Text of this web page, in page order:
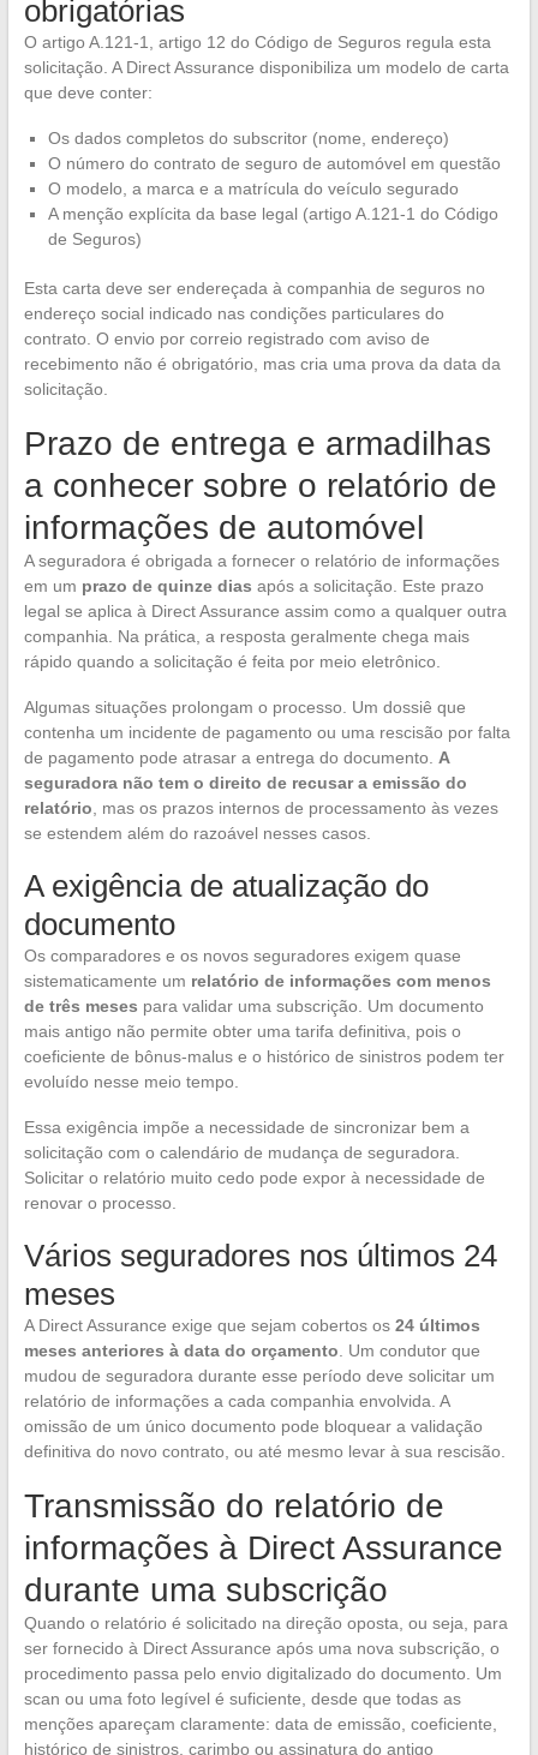
obrigatórias
O artigo A.121-1, artigo 12 do Código de Seguros regula esta
solicitação. A Direct Assurance disponibiliza um modelo de carta
que deve conter:
Os dados completos do subscritor (nome, endereço)
O número do contrato de seguro de automóvel em questão
O modelo, a marca e a matrícula do veículo segurado
A menção explícita da base legal (artigo A.121-1 do Código
de Seguros)
Esta carta deve ser endereçada à companhia de seguros no
endereço social indicado nas condições particulares do
contrato. O envio por correio registrado com aviso de
recebimento não é obrigatório, mas cria uma prova da data da
solicitação.
Prazo de entrega e armadilhas
a conhecer sobre o relatório de
informações de automóvel
A seguradora é obrigada a fornecer o relatório de informações
em um prazo de quinze dias após a solicitação. Este prazo
legal se aplica à Direct Assurance assim como a qualquer outra
companhia. Na prática, a resposta geralmente chega mais
rápido quando a solicitação é feita por meio eletrônico.
Algumas situações prolongam o processo. Um dossiê que
contenha um incidente de pagamento ou uma rescisão por falta
de pagamento pode atrasar a entrega do documento. A
seguradora não tem o direito de recusar a emissão do
relatório, mas os prazos internos de processamento às vezes
se estendem além do razoável nesses casos.
A exigência de atualização do
documento
Os comparadores e os novos seguradores exigem quase
sistematicamente um relatório de informações com menos
de três meses para validar uma subscrição. Um documento
mais antigo não permite obter uma tarifa definitiva, pois o
coeficiente de bônus-malus e o histórico de sinistros podem ter
evoluído nesse meio tempo.
Essa exigência impõe a necessidade de sincronizar bem a
solicitação com o calendário de mudança de seguradora.
Solicitar o relatório muito cedo pode expor à necessidade de
renovar o processo.
Vários seguradores nos últimos 24
meses
A Direct Assurance exige que sejam cobertos os 24 últimos
meses anteriores à data do orçamento. Um condutor que
mudou de seguradora durante esse período deve solicitar um
relatório de informações a cada companhia envolvida. A
omissão de um único documento pode bloquear a validação
definitiva do novo contrato, ou até mesmo levar à sua rescisão.
Transmissão do relatório de
informações à Direct Assurance
durante uma subscrição
Quando o relatório é solicitado na direção oposta, ou seja, para
ser fornecido à Direct Assurance após uma nova subscrição, o
procedimento passa pelo envio digitalizado do documento. Um
scan ou uma foto legível é suficiente, desde que todas as
menções apareçam claramente: data de emissão, coeficiente,
histórico de sinistros, carimbo ou assinatura do antigo